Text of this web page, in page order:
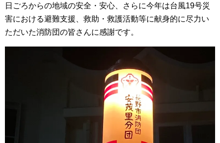
日ごろからの地域の安全・安心、さらに今年は台風19号災
害における避難支援、救助・救護活動等に献身的に尽力い
ただいた消防団の皆さんに感謝です。